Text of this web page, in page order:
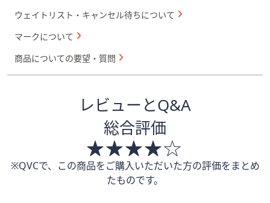
ウェイトリスト・キャンセル待ちについて
マークについて
商品についての要望・質問
レビューとQ&A
総合評価
※QVCで、この商品をご購入いただいた方の評価をまとめ
たものです。